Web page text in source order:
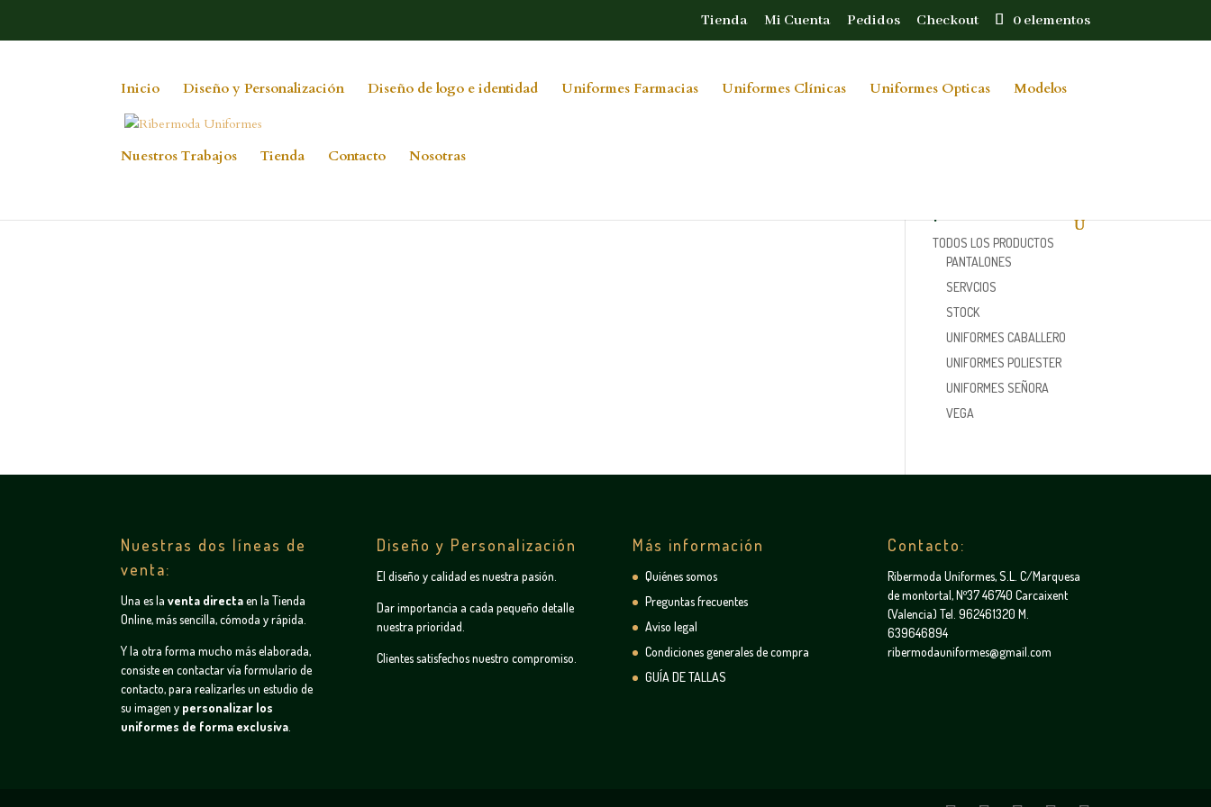
Tienda Mi Cuenta Pedidos Checkout 0 elementos
Inicio Diseño y Personalización Diseño de logo e identidad Uniformes Farmacias Uniformes Clínicas Uniformes Opticas Modelos
Nuestros Trabajos Tienda Contacto Nosotras
TODOS LOS PRODUCTOS
PANTALONES
SERVCIOS
STOCK
UNIFORMES CABALLERO
UNIFORMES POLIESTER
UNIFORMES SEÑORA
VEGA
Nuestras dos líneas de
venta:
Una es laventa directaen laTienda
Online, más sencilla, cómoda y rápida.
Y la otra forma mucho más elaborada,
consiste en contactar víaformulario de
contacto, para realizarles un estudio de
su imagen y personalizar los
uniformes de forma exclusiva
Diseño y Personalización
El diseño y calidad es nuestra pasión.
Dar importancia a cada pequeño detalle
nuestra prioridad.
Clientes satisfechos nuestro compromiso.
Más información
Quiénes somos
Preguntas frecuentes
Aviso legal
Condiciones generales de compra
GUÍA DE TALLAS
Contacto:
Ribermoda Uniformes, S.L. C/Marquesa
de montortal, Nº37 46740 Carcaixent
(Valencia) Tel. 962461320 M.
639646894
ribermodauniformes@gmail.com